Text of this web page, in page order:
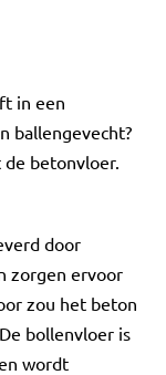
in een
ballengevecht?
de betonvloer.
door
zorgen ervoor
zou het beton
bollenvloer is
wordt